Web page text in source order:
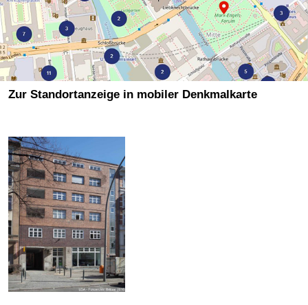
Zur Standortanzeige in mobiler Denkmalkarte